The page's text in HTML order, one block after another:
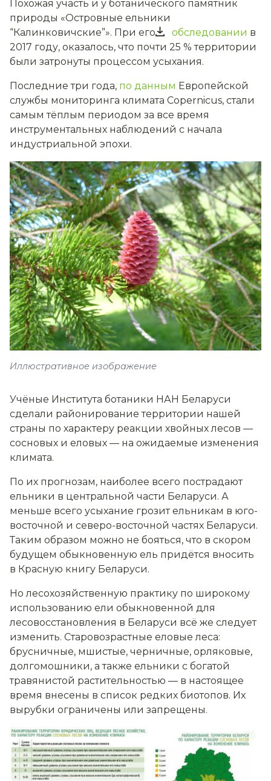
Похожая участь и у ботанического памятник
природы «Островные ельники
“Калинковичские”». При его
обследовании в
2017 году, оказалось, что почти 25 % территории
были затронуты процессом усыхания.
Последние три года, по данным Европейской
службы мониторинга климата Copernicus, стали
самым тёплым периодом за все время
инструментальных наблюдений с начала
индустриальной эпохи.
Иллюстративное изображение
Учёные Института ботаники НАН Беларуси
сделали районирование территории нашей
страны по характеру реакции хвойных лесов —
сосновых и еловых — на ожидаемые изменения
климата.
По их прогнозам, наиболее всего пострадают
ельники в центральной части Беларуси. А
меньше всего усыхание грозит ельникам в юго-
восточной и северо-восточной частях Беларуси.
Таким образом можно не бояться, что в скором
будущем обыкновенную ель придётся вносить
в Красную книгу Беларуси.
Но лесохозяйственную практику по широкому
использованию ели обыкновенной для
лесовосстановления в Беларуси всё же следует
изменить. Старовозрастные еловые леса:
брусничные, мшистые, черничные, орляковые,
долгомошники, а также ельники с богатой
травянистой растительностью — в настоящее
время внесены в список редких биотопов. Их
вырубки ограничены или запрещены.